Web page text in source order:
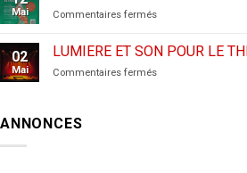
Mai Commentaires ferméssur
de
théâtre
amateur
02
Mai
LUMIERE ET SON POUR LE
Commentaires ferméssur
ANNONCES